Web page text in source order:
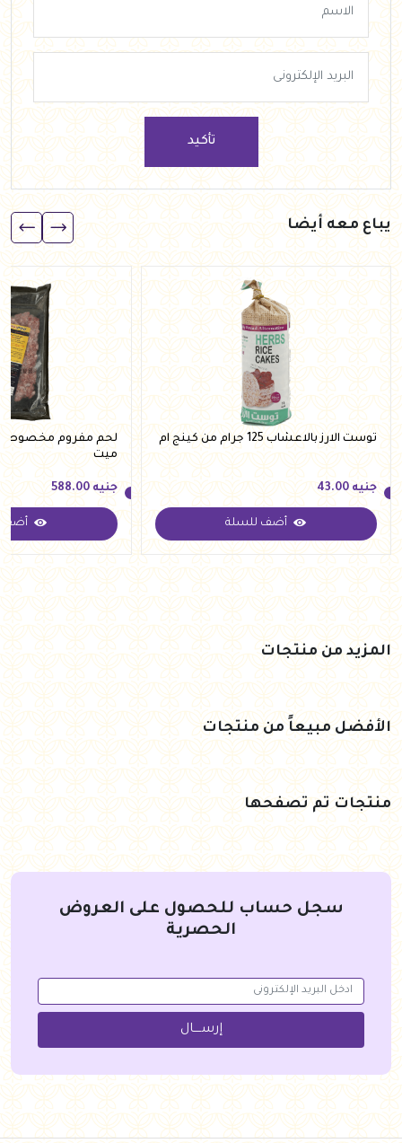
تأكيد
يباع معه أيضا
توست الارز بالاعشاب 125 جرام من كينج ام
جنيه
جنيه 43.00
أضف للسلة
ميت
جنيه
جنيه 588.00
أضف
المزيد من منتجات
الأفضل مبيعاً من منتجات
منتجات تم تصفحها
سجل حساب للحصول على العروض
الحصرية
إرســــال